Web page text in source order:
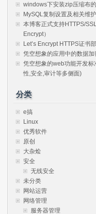
windows下安装zip压缩布
MySQL复制设置及相关维
本博客正式支持HTTPS/
Encrypt）
Let’s Encrypt HTTPS证书
凭空想象的应用中的数据加
凭空想象的web功能开发标
性,安全,审计等多侧面)
分类
e搞
Linux
优秀软件
原创
大杂烩
安全
无线安全
未分类
网站运营
网络管理
服务器管理